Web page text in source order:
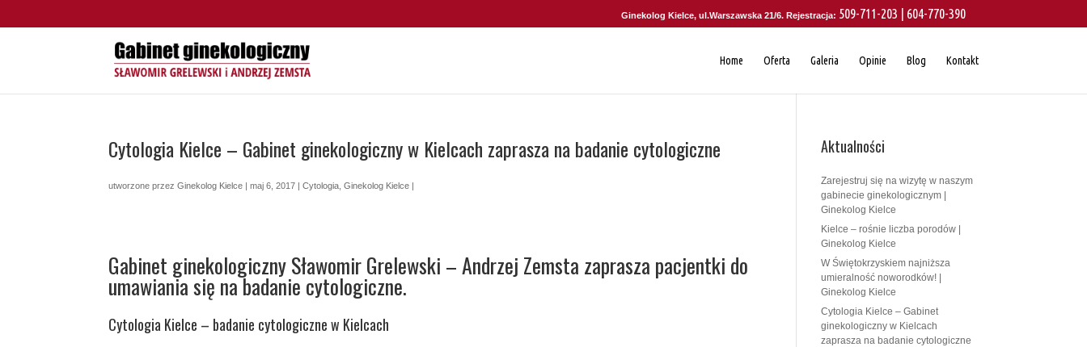
Ginekolog Kielce, ul.Warszawska 21/6. Rejestracja: 509-711-203 | 604-770-390
Home Oferta Galeria Opinie Blog Kontakt
Cytologia Kielce – Gabinet ginekologiczny w Kielcach zaprasza na badanie cytologiczne
utworzone przezGinekolog Kielce |maj 6, 2017 |Cytologia ,Ginekolog Kielce |
Gabinet ginekologiczny Sławomir Grelewski – Andrzej Zemsta zaprasza pacjentki do
umawiania się na badanie cytologiczne.
Cytologia Kielce – badanie cytologiczne w Kielcach
Aktualności
Zarejestruj się na wizytę w naszym
gabinecie ginekologicznym |
Ginekolog Kielce
Kielce – rośnie liczba porodów |
Ginekolog Kielce
W Świętokrzyskiem najniższa
umieralność noworodków! |
Ginekolog Kielce
Cytologia Kielce – Gabinet
ginekologiczny w Kielcach
zaprasza na badanie cytologiczne